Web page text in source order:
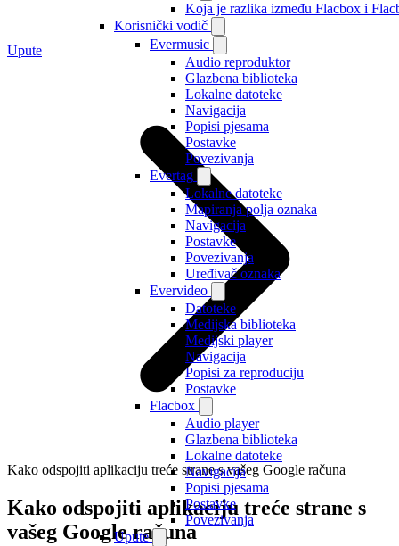
Koja je razlika između Flacbox i
Korisnički vodič
Evermusic
Audio reproduktor
Glazbena biblioteka
Lokalne datoteke
Navigacija
Popisi pjesama
Postavke
Povezivanja
Evertag
Lokalne datoteke
Mapiranja polja oznaka
Navigacija
Postavke
Povezivanja
Uređivač oznaka
Evervideo
Datoteke
Medijska biblioteka
Medijski player
Navigacija
Popisi za reproduciju
Postavke
Flacbox
Audio player
Glazbena biblioteka
Lokalne datoteke
Navigacija
Popisi pjesama
Postavke
Povezivanja
Upute
Upute
Kako odspojiti aplikaciju treće strane s vašeg Google računa
Kako odspojiti aplikaciju treće strane s
vašeg Google računa